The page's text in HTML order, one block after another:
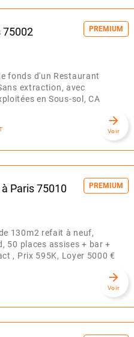
PREMIUM
75002
fonds d'un Restaurant
extraction, avec
en Sous-sol, CA
arrow_forward
Voir
PREMIUM
Paris 75010
130m2 refait à neuf,
50 places assises + bar +
, Prix 595K, Loyer 5000 €
arrow_forward
Voir